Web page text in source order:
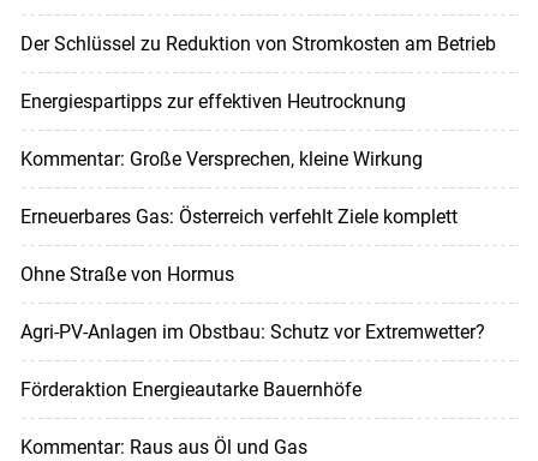
Der Schlüssel zu Reduktion von Stromkosten am Betrieb
Energiespartipps zur effektiven Heutrocknung
Kommentar: Große Versprechen, kleine Wirkung
Erneuerbares Gas: Österreich verfehlt Ziele komplett
Ohne Straße von Hormus
Agri-PV-Anlagen im Obstbau: Schutz vor Extremwetter?
Förderaktion Energieautarke Bauernhöfe
Kommentar: Raus aus Öl und Gas